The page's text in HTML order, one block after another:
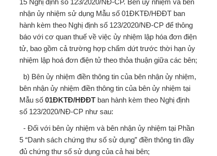
15 Nghị định số 123/2020/NĐ-CP. Bên ủy nhiệm và bên
nhận ủy nhiệm sử dụng Mẫu số 01ĐKTĐ/HĐĐT ban
hành kèm theo Nghị định số 123/2020/NĐ-CP để thông
báo với cơ quan thuế về việc ủy nhiệm lập hóa đơn điện
tử, bao gồm cả trường hợp chấm dứt trước thời hạn ủy
nhiệm lập hoá đơn điện tử theo thỏa thuận giữa các bên;
b) Bên ủy nhiệm điền thông tin của bên nhận ủy nhiệm,
bên nhận ủy nhiệm điền thông tin của bên ủy nhiệm tại
Mẫu số 01ĐKTĐ/HĐĐT ban hành kèm theo Nghị định
số 123/2020/NĐ-CP như sau:
- Đối với bên ủy nhiệm và bên nhận ủy nhiệm tại Phần
5 “Danh sách chứng thư số sử dụng” điền thông tin đầy
đủ chứng thư số sử dụng của cả hai bên;